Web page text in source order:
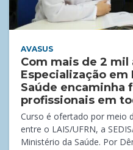
AVASUS
Com mais de 2 mil
Especialização
Saúde encaminha
profissionais em
Curso é ofertado por meio
entre o LAIS/UFRN, a
Ministério da Saúde. Por